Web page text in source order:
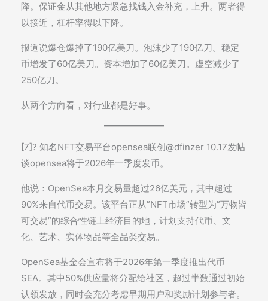
降。保证金从其他地方紧急找钱入金补充，上升。两者得
以接近，杠杆率得以下降。
报道说爆仓爆掉了190亿美刀。泡沫少了190亿刀。稳定
币增发了60亿美刀。资本增加了60亿美刀。虚空减少了
250亿刀。
从两个方向看，对行业都是好事。
[7]? 知名NFT交易平台opensea联创@dfinzer 10.17发帖
谈opensea将于2026年一季度发币。
他说：OpenSea本月交易量超过26亿美元，其中超过
90%来自代币交易。该平台正从”NFT市场”转型为”万物皆
可交易”的综合性链上经济目的地，计划支持代币、文
化、艺术、实体物品等全品类交易。
OpenSea基金会宣布将于2026年第一季度推出代币
SEA。其中50%供应量将分配给社区，超过半数通过初始
认领发放，同时会充分考虑早期用户和奖励计划参与者。